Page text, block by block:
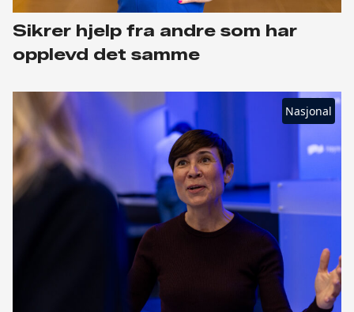
Sikrer hjelp fra andre som har
opplevd det samme
Nasjonal